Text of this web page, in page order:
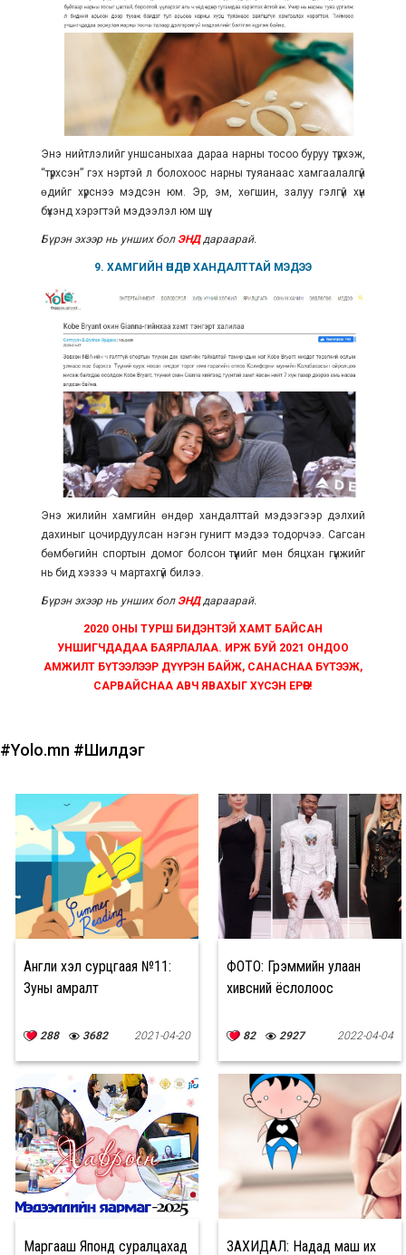
Энэ нийтлэлийг уншсаныхаа дараа нарны тосоо буруу түрхэж,
“түрхсэн” гэх нэртэй л болохоос нарны туяанаас хамгаалалгүй
өдийг хүрснээ мэдсэн юм. Эр, эм, хөгшин, залуу гэлгүй хүн
бүхэнд хэрэгтэй мэдээлэл юм шүү.
Бүрэн эхээр нь унших бол ЭНДдараарай.
9. ХАМГИЙН ӨНДӨРХАНДАЛТТАЙ МЭДЭЭ
Энэ жилийн хамгийн өндөр хандалттай мэдээгээр дэлхий
дахиныг цочирдуулсан нэгэн гунигт мэдээ тодорчээ. Сагсан
бөмбөгийн спортын домог болсон түүнийг мөн бяцхан гүнжийг
нь бид хэзээ ч мартахгүй билээ.
Бүрэн эхээр нь унших бол ЭНДдараарай.
2020 ОНЫ ТУРШ БИДЭНТЭЙ ХАМТ БАЙСАН
УНШИГЧДАДАА БАЯРЛАЛАА. ИРЖ БУЙ 2021 ОНДОО
АМЖИЛТ БҮТЭЭЛЭЭР ДҮҮРЭН БАЙЖ, САНАСНАА БҮТЭЭЖ,
САРВАЙСНАА АВЧ ЯВАХЫГ ХҮСЭН ЕРӨӨЕ!
#Yolo.mn #Шилдэг
Англи хэл сурцгаая №11:
Зуны амралт
288 3682 2021-04-20
ФОТО: Грэммийн улаан
хивсний ёслолоос
82 2927 2022-04-04
Маргааш Японд суралцахад ЗАХИДАЛ: Надад маш их